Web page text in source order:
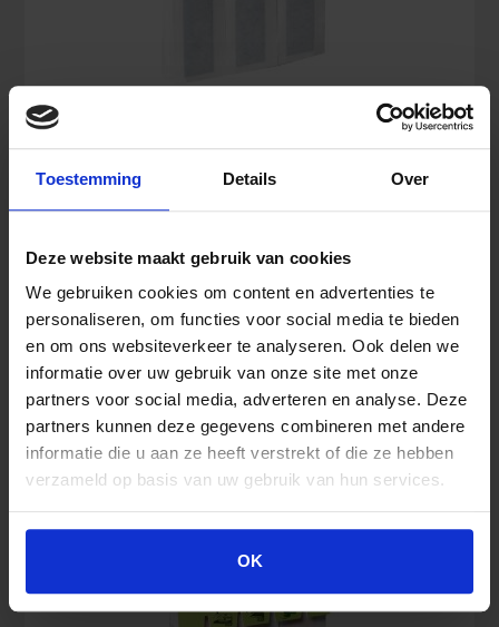
Toestemming Details Over
Deze website maakt gebruik van cookies
We gebruiken cookies om content en advertenties te
personaliseren, om functies voor social media te bieden
en om ons websiteverkeer te analyseren. Ook delen we
informatie over uw gebruik van onze site met onze
partners voor social media, adverteren en analyse. Deze
partners kunnen deze gegevens combineren met andere
informatie die u aan ze heeft verstrekt of die ze hebben
verzameld op basis van uw gebruik van hun services.
OK
(30 Stück)
16,44€Inkl. MwSt.
Plum
QuickFix
Detectable
Long
Pflasterrefill
(30
Stück)
In den Warenkorb